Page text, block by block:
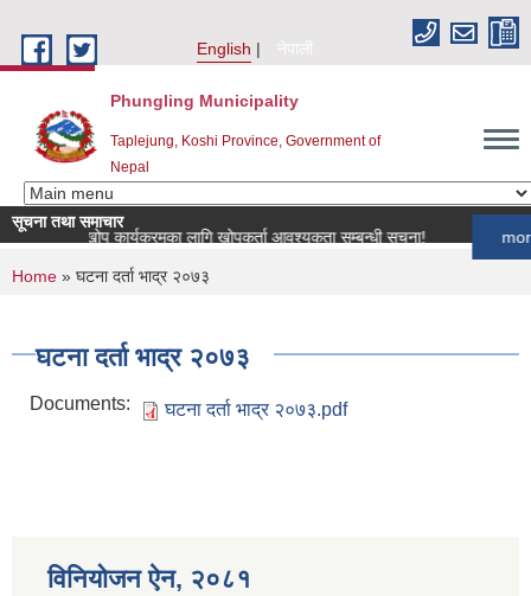
English
नेपाली
Phungling Municipality
Taplejung, Koshi Province, Government of
Nepal
सूचना तथा समाचार
खोप कार्यक्रमका लागि खोपकर्ता आवश्यकता सम्बन्धी सूचना!
You are here
Home » घटना दर्ता भाद्र २०७३
घटना दर्ता भाद्र २०७३
Documents: घटना दर्ता भाद्र २०७३.pdf
विनियोजन ऐन‚ २०८१